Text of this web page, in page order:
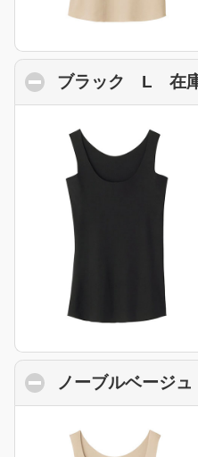
ブラック L 在
ノーブルベー